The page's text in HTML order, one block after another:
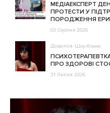
МЕДІАЕКСПЕРТ
ПРОТЕСТИ У
ПОРОДЖЕННЯ ЕРИ
03 Серпня 2026
Дозвілля Шоу-бізнес
ПРО ЗДОРОВІ
31 Липня 2026